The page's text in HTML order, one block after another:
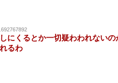
にくるとか一切疑わわれないの
るわ